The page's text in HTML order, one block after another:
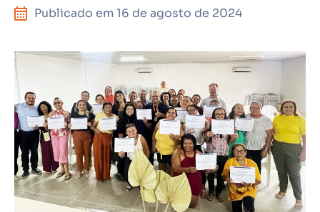
Publicado em 16 de agosto de 2024